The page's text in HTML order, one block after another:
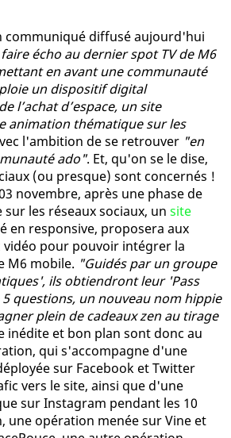
communiqué diffusé aujourd'hui
écho au dernier spot TV de M6
en avant une communauté
un dispositif digital
l’achat d’espace, un site
animation thématique sur les
l'ambition de se retrouver "en
ado". Et, qu'on se le dise,
(ou presque) sont concernés !
novembre, après une phase de
les réseaux sociaux, un site
en responsive, proposera aux
pour pouvoir intégrer la
M6 mobile. "Guidés par un groupe
ils obtiendront leur 'Pass
questions, un nouveau nom hippie
plein de cadeaux zen au tirage
inédite et bon plan sont donc au
qui s'accompagne d'une
sur Facebook et Twitter
vers le site, ainsi que d'une
sur Instagram pendant les 10
une opération menée sur Vine et